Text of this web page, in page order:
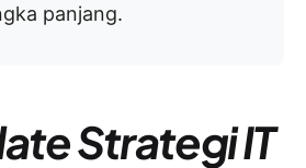
panjang.
Strategi IT